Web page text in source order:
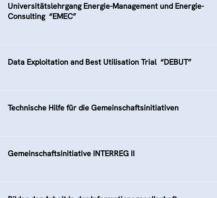
Universitätslehrgang Energie-Management und Energie-
Consulting  “EMEC”
Data Exploitation and Best Utilisation Trial  “DEBUT”
Technische Hilfe für die Gemeinschaftsinitiativen
Gemeinschaftsinitiative INTERREG II